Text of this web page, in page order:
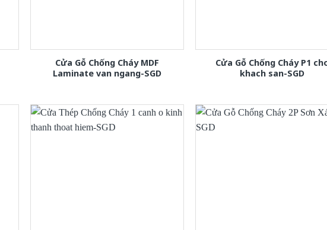
Cửa Gỗ Chống Cháy MDF
Laminate van ngang-SGD
Cửa Gỗ Chống Cháy P1
khach san-SGD